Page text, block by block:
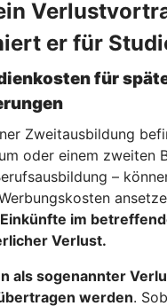
er für
für
Zweitausbildung
oder einem zweiten
–
im
Verlust.
als sogenannter
werden.